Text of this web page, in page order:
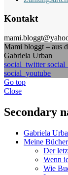
Kontakt
Mami bloggt – aus
Gabriela Urban
social_twitter
social_youtube
Go top
Close
Secondary
Gabriela
Meine Bücher
Der
Wenn
Wie